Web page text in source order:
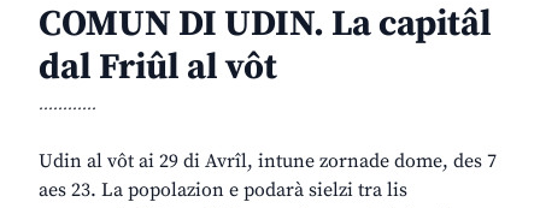
COMUN DI UDIN. La capitâl
dal Friûl al vôt
............
Udin al vôt ai 29 di Avrîl, intune zornade dome, des 7
aes 23. La popolazion e podarà sielzi tra lis